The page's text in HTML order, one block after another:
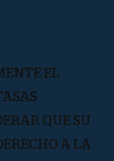
EL
QUE SU
A LA